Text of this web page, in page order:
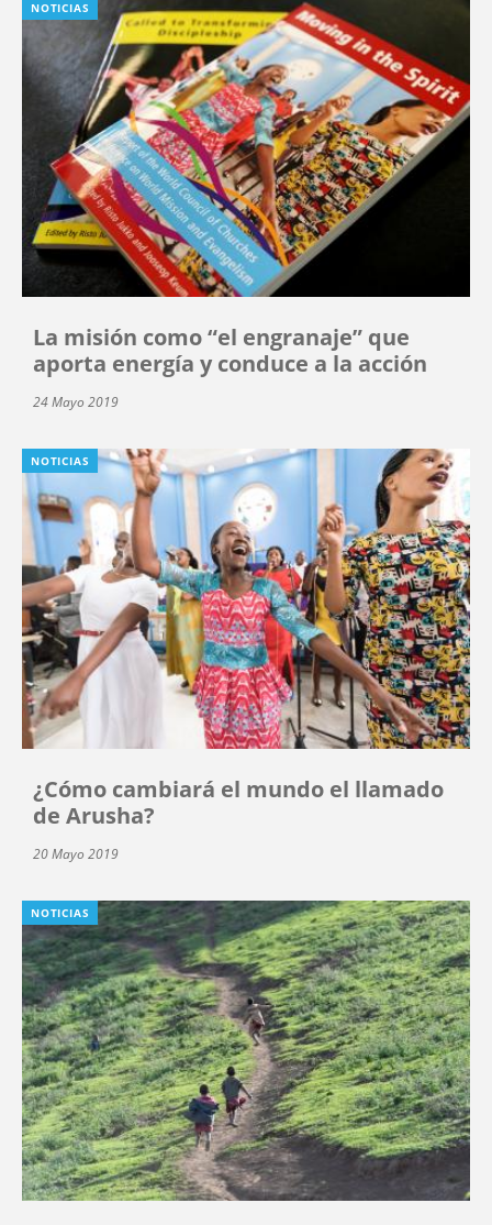
NOTICIAS
La misión como “el engranaje” que
aporta energía y conduce a la acción
24 Mayo 2019
NOTICIAS
¿Cómo cambiará el mundo el llamado
de Arusha?
20 Mayo 2019
NOTICIAS